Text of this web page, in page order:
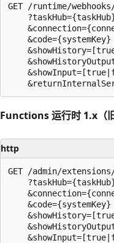
GET /runtime/
    &code={systemKey}
Functions 运行时 1.x（旧
http
GET /admin/
    &code={systemKey}